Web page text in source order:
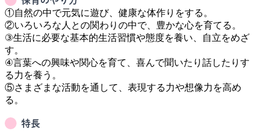
①自然の中で元気に遊び、健康な体作りをする。
②いろいろな人との関わりの中で、豊かな心を育てる。
③生活に必要な基本的生活習慣や態度を養い、自立をめざ
す。
④言葉への興味や関心を育て、喜んで聞いたり話したりす
る力を養う。
⑤さまざまな活動を通して、表現する力や想像力を高め
特長